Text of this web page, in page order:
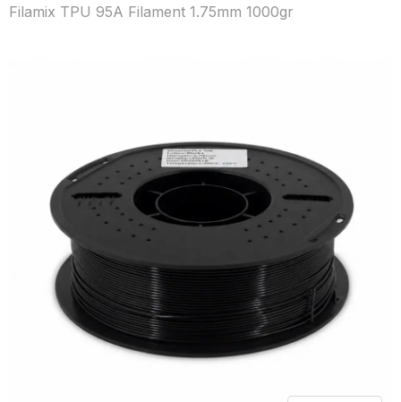
Filamix TPU 95A Filament 1.75mm 1000gr